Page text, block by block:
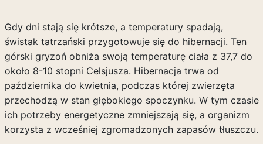
Gdy dni stają się krótsze, a temperatury spadają,
świstak tatrzański przygotowuje się do hibernacji. Ten
górski gryzoń obniża swoją temperaturę ciała z 37,7 do
około 8-10 stopni Celsjusza. Hibernacja trwa od
października do kwietnia, podczas której zwierzęta
przechodzą w stan głębokiego spoczynku. W tym czasie
ich potrzeby energetyczne zmniejszają się, a organizm
korzysta z wcześniej zgromadzonych zapasów tłuszczu.